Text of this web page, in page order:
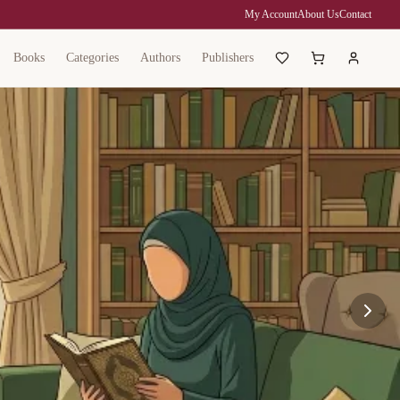
My AccountAbout UsContact
Books Categories Authors Publishers